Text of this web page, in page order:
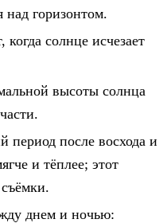
над горизонтом.
солнце исчезает
высоты солнца
период после восхода и
и тёплее; этот
днем и ночью: